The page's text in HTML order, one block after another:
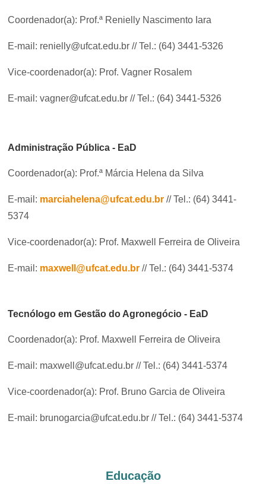
Coordenador(a): Prof.ª Renielly Nascimento Iara
E-mail: renielly@ufcat.edu.br // Tel.: (64) 3441-5326
Vice-coordenador(a): Prof. Vagner Rosalem
E-mail: vagner@ufcat.edu.br // Tel.: (64) 3441-5326
Administração Pública - EaD
Coordenador(a): Prof.ª Márcia Helena da Silva
E-mail: marciahelena@ufcat.edu.br // Tel.: (64) 3441-
5374
Vice-coordenador(a): Prof. Maxwell Ferreira de Oliveira
E-mail: maxwell@ufcat.edu.br // Tel.: (64) 3441-5374
Tecnólogo em Gestão do Agronegócio - EaD
Coordenador(a): Prof. Maxwell Ferreira de Oliveira
E-mail: maxwell@ufcat.edu.br // Tel.: (64) 3441-5374
Vice-coordenador(a): Prof. Bruno Garcia de Oliveira
E-mail: brunogarcia@ufcat.edu.br // Tel.: (64) 3441-5374
Educação